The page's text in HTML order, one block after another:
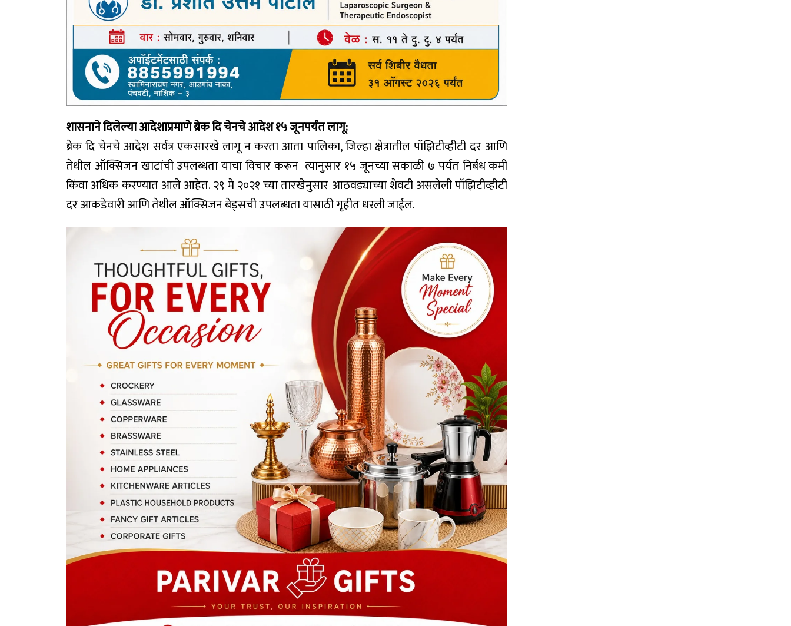
शासनाने दिलेल्या आदेशाप्रमाणे ब्रेक दि चेनचे आदेश १५ जूनपर्यंत लागू:
ब्रेक दि चेनचे आदेश सर्वत्र एकसारखे लागू न करता आता पालिका, जिल्हा क्षेत्रातील पॉझिटीव्हीटी दर आणि
तेथील ऑक्सिजन खाटांची उपलब्धता याचा विचार करून त्यानुसार १५ जूनच्या सकाळी ७ पर्यंत निर्बंध कमी
किंवा अधिक करण्यात आले आहेत. २९ मे २०२१ च्या तारखेनुसार आठवड्याच्या शेवटी असलेली पॉझिटीव्हीटी
दर आकडेवारी आणि तेथील ऑक्सिजन बेड्सची उपलब्धता यासाठी गृहीत धरली जाईल.